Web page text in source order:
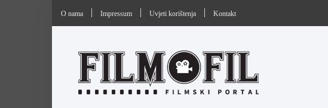
O nama Impressum Uvjeti korištenja Kontakt